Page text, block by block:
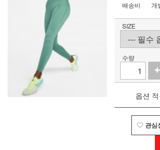
배송비
개
SIZE
수량
옵션
관심